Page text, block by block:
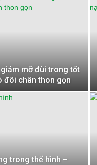
giảm mỡ đùi trong tốt
đôi chân thon gọn
trong thể hình –